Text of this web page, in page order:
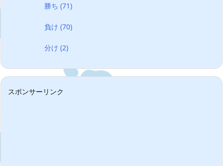
勝ち(71)
負け(70)
分け(2)
スポンサーリンク